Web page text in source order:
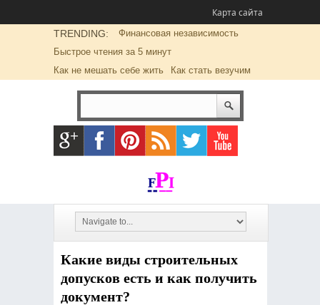
Карта сайта
TRENDING:
Финансовая независимость
Быстрое чтения за 5 минут
Как не мешать себе жить
Как стать везучим
Какие виды строительных
допусков есть и как получить
документ?